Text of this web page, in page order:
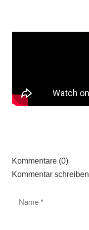
Kommentare (0)
Kommentar schreiben